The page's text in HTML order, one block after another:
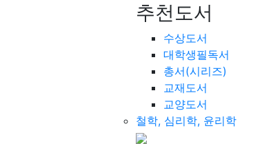
추천도서
수상도서
대학생필독서
총서(시리즈)
교재도서
교양도서
철학, 심리학, 윤리학